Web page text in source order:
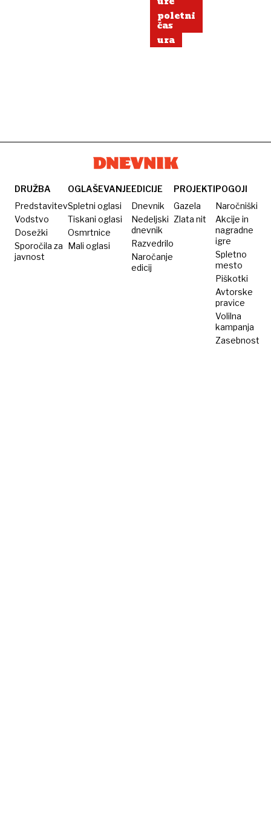
poletni
čas
ura
DRUŽBA
Predstavitev
Vodstvo
Dosežki
Sporočila za
javnost
OGLAŠEVANJE
Spletni oglasi
Tiskani oglasi
Osmrtnice
Mali oglasi
EDICIJE
Dnevnik
Nedeljski
dnevnik
Razvedrilo
Naročanje
edicij
PROJEKTI
Gazela
Zlata nit
POGOJI
Naročniški
Akcije in
nagradne
igre
Spletno
mesto
Piškotki
Avtorske
pravice
Volilna
kampanja
Zasebnost